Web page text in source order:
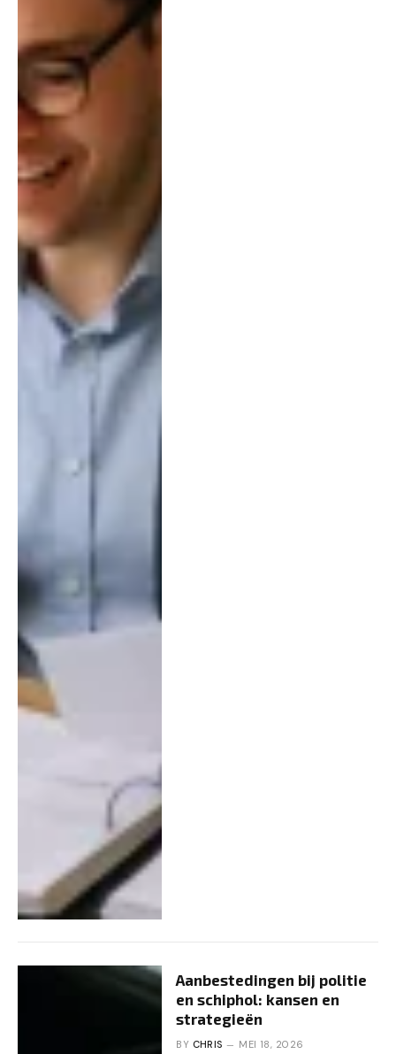
Aanbestedingen bij politie
en schiphol: kansen en
strategieën
BY CHRIS MEI 18, 2026